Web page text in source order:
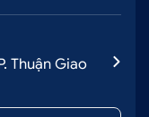
Thuận Giao